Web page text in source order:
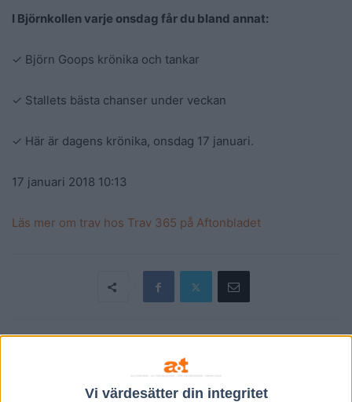
Vi värdesätter din integritet
I Björnkollen varje onsdag får du bland annat:
✓ Björn Goops krönika och tankar
✓ Stallets bästa chanser under veckan
✓ Här är dagens krönika, onsdag 17 januari.
17 januari 2018 10:13
Läs mer om trav hos Trav 365 på Aftonbladet